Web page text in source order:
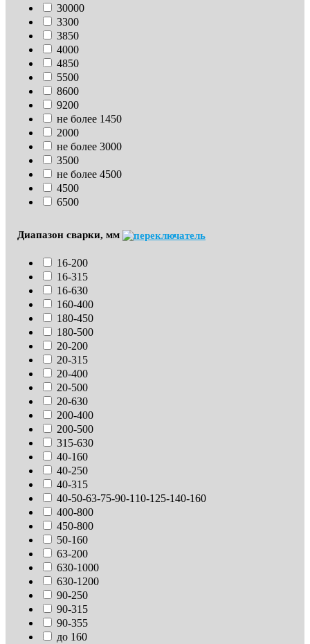
30000
3300
3850
4000
4850
5500
8600
9200
не более 1450
2000
не более 3000
3500
не более 4500
4500
6500
Диапазон сварки, мм
16-200
16-315
16-630
160-400
180-450
180-500
20-200
20-315
20-400
20-500
20-630
200-400
200-500
315-630
40-160
40-250
40-315
40-50-63-75-90-110-125-140-160
400-800
450-800
50-160
63-200
630-1000
630-1200
90-250
90-315
90-355
до 160